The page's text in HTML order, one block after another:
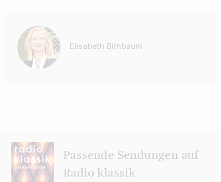
Elisabeth Birnbaum
Passende Sendungen auf
Radio klassik